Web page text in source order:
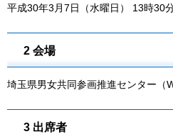
平成30年3月7日（水曜日） 13時30
2 会場
埼玉県男女共同参画推進センター（
3 出席者